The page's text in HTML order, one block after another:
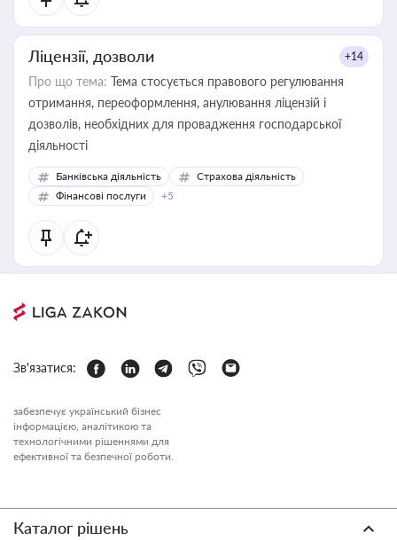
Ліцензії, дозволи +14
Про що тема: Тема стосується правового регулювання
отримання, переоформлення, анулювання ліцензій і
дозволів, необхідних для провадження господарської
діяльності
Банківська діяльність
Страхова діяльність
Фінансові послуги
+5
Зв'язатися:
забезпечує український бізнес
інформацією, аналітикою та
технологічними рішеннями для
ефективної та безпечної роботи.
Каталог рішень